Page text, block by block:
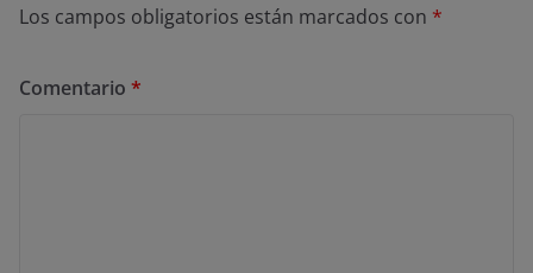
Los campos obligatorios están marcados con *
Comentario *